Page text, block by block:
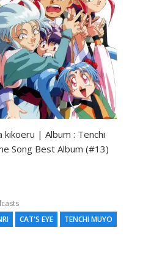
kikoeru | Album : Tenchi
Song Best Album (#13)
CAT'S EYE
TENCHI MUYO